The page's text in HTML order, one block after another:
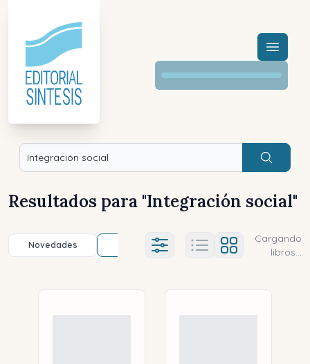
Menú
Buscar
Resultados para "Integración social"
Novedades Título (a-z) Título (z-a)
Ajustes abierto
Cargando
libros...